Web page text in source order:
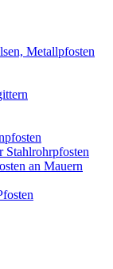
Metallpfosten
Stahlrohrpfosten
an Mauern